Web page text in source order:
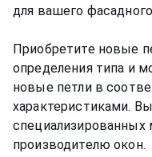
для вашего
Приобретите новые
определения типа и
новые петли в
характеристиками.
специализированных
производителю окон.